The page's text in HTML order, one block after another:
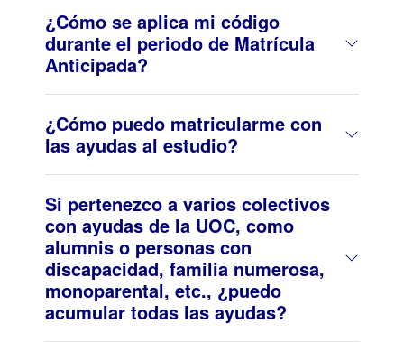
¿Cómo se aplica mi código
durante el periodo de Matrícula
Anticipada?
¿Cómo puedo matricularme con
las ayudas al estudio?
Si pertenezco a varios colectivos
con ayudas de la UOC, como
alumnis o personas con
discapacidad, familia numerosa,
monoparental, etc., ¿puedo
acumular todas las ayudas?